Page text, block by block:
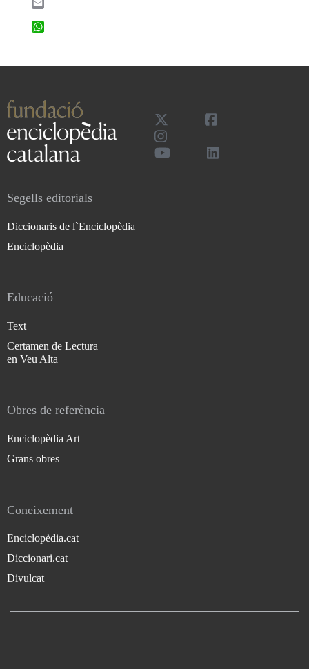
Segells editorials
Diccionaris de l`Enciclopèdia
Enciclopèdia
Educació
Text
Certamen de Lectura
en Veu Alta
Obres de referència
Enciclopèdia Art
Grans obres
Coneixement
Enciclopèdia.cat
Diccionari.cat
Divulcat